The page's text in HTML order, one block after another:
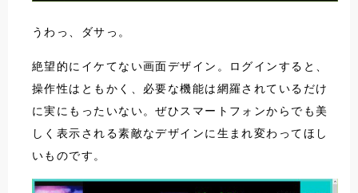
うわっ、ダサっ。
絶望的にイケてない画面デザイン。ログインすると、
操作性はともかく、必要な機能は網羅されているだけ
に実にもったいない。ぜひスマートフォンからでも美
しく表示される素敵なデザインに生まれ変わってほし
いものです。